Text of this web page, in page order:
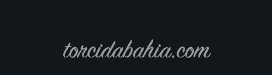
torcidabahia.com